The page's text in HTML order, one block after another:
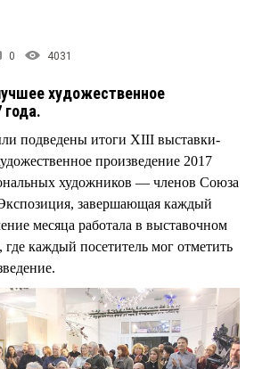
0 4031
художественное
года.
подведены итоги ХIII выставки-
произведение 2017
художников — членов Союза
завершающая каждый
месяца работала в выставочном
каждый посетитель мог отметить